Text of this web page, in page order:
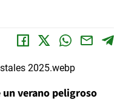
verano peligroso